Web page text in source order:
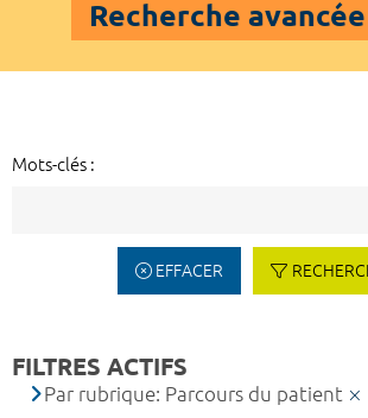
Recherche avancée
Mots-clés :
EFFACER
FILTRES ACTIFS
Par rubrique: Parcours du patient